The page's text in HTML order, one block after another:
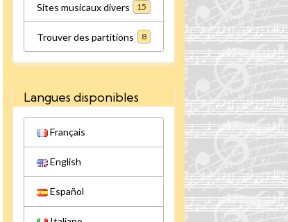
Sites musicaux divers 15
Trouver des partitions 8
Langues disponibles
Français
English
Español